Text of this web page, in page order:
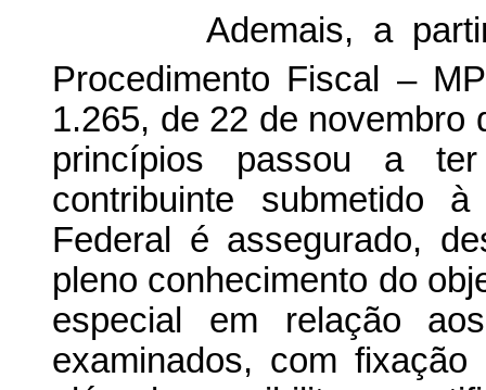
Ademais, a partir
Procedimento Fiscal –
1.265, de 22 de novembro
princípios passou a
contribuinte submetido
Federal é assegurado,
pleno conhecimento do
especial em relação
examinados, com